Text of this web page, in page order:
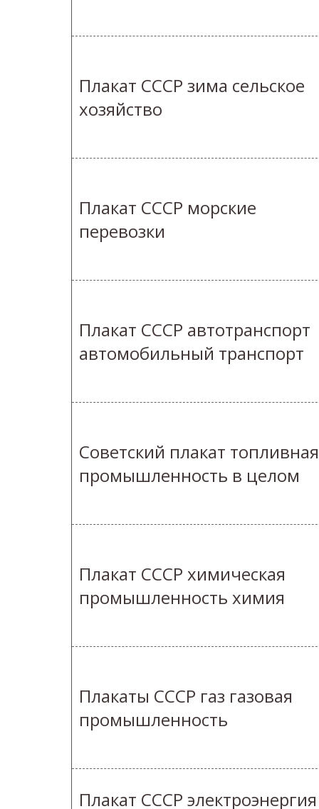
Плакат СССР зима сельское
хозяйство
Плакат СССР морские
перевозки
Плакат СССР автотранспорт
автомобильный транспорт
Советский плакат топливная
промышленность в целом
Плакат СССР химическая
промышленность химия
Плакаты СССР газ газовая
промышленность
Плакат СССР электроэнергия